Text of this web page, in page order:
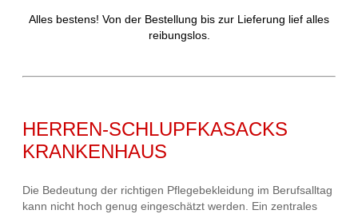
Alles bestens! Von der Bestellung bis zur Lieferung lief alles
reibungslos.
HERREN-SCHLUPFKASACKS
KRANKENHAUS
Die Bedeutung der richtigen Pflegebekleidung im Berufsalltag
kann nicht hoch genug eingeschätzt werden. Ein zentrales